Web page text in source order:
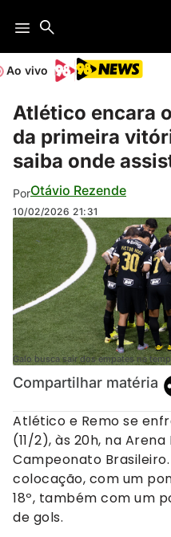
Ao vivo
Atlético encara
da primeira
saiba onde
PorOtávio Rezende
10/02/2026 21:31
Galo busca sair dos empates na
Compartilhar matéria
Atlético e Remo se
(11/2), às 20h, na
Campeonato Brasileiro.
colocação, com um
18º, também com um
de gols.